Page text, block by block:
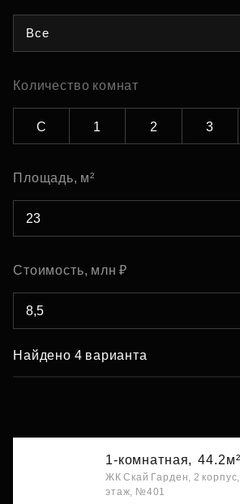
Все
Количество комнат
С 1 2 3
Площадь, м²
Стоимость, млн ₽
Найдено 4 варианта
1-комнатная, 44.2м²
ЖК Скай Гарден, 2
этаж, №401